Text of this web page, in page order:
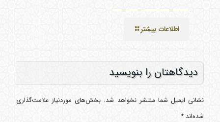
اطلاعات بیشتر
دیدگاهتان را بنویسید
نشانی ایمیل شما منتشر نخواهد شد. بخش‌های موردنیاز علامت‌گذاری
شده‌اند*